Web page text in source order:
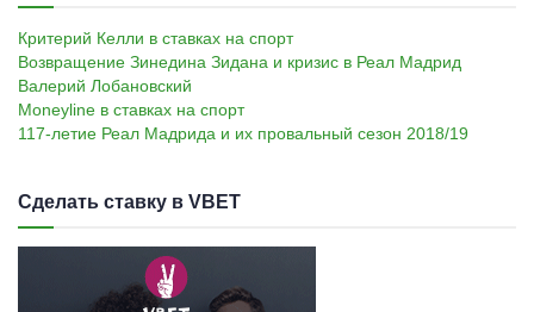
Критерий Келли в ставках на спорт
Возвращение Зинедина Зидана и кризис в Реал Мадрид
Валерий Лобановский
Moneyline в ставках на спорт
117-летие Реал Мадрида и их провальный сезон 2018/19
Сделать ставку в VBET